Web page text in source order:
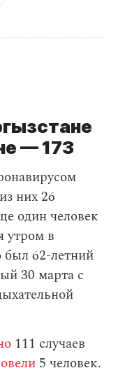
— 173
них 26
один человек
утром в
был 62-летний
30 марта с
111 случаев
5 человек.